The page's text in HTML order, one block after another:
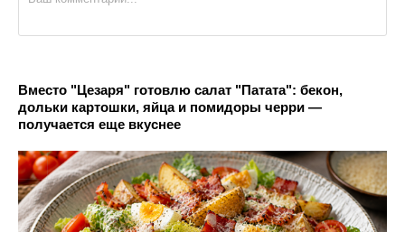
Вместо "Цезаря" готовлю салат "Патата": бекон,
дольки картошки, яйца и помидоры черри —
получается еще вкуснее